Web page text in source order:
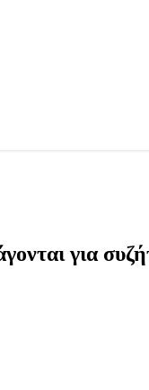
για